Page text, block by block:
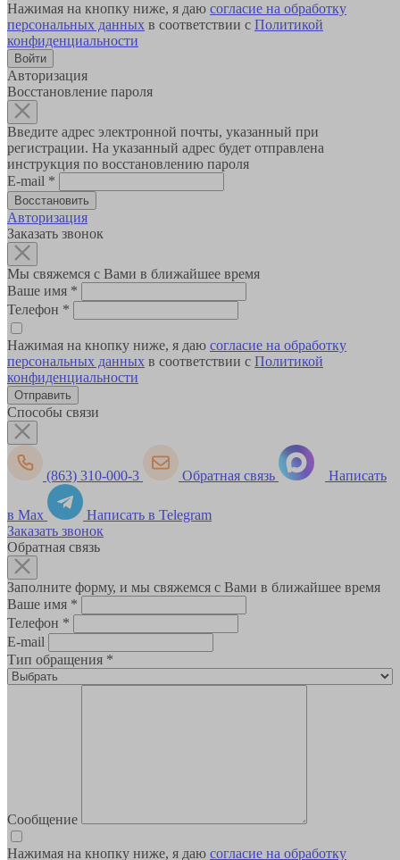
Нажимая на кнопку ниже, я даю согласие на обработку
персональных данных в соответствии с Политикой
конфиденциальности
Авторизация
Восстановление пароля
Введите адрес электронной почты, указанный при
регистрации. На указанный адрес будет отправлена
инструкция по восстановлению пароля
E-mail *
Авторизация
Заказать звонок
Мы свяжемся с Вами в ближайшее время
Ваше имя *
Телефон *
Нажимая на кнопку ниже, я даю согласие на обработку
персональных данных в соответствии с Политикой
конфиденциальности
Способы связи
(863) 310-000-3 Обратная связь Написать
в Max
Написать в Telegram
Заказать звонок
Обратная связь
Заполните форму, и мы свяжемся с Вами в ближайшее время
Ваше имя *
Телефон *
E-mail
Тип обращения *
Сообщение
Нажимая на кнопку ниже, я даю согласие на обработку